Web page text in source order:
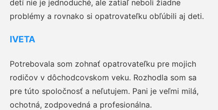
detí nie je jednoduché, ale zatiaľ neboli žiadne
problémy a rovnako si opatrovateľku obľúbili aj deti.
IVETA
Potrebovala som zohnať opatrovateľku pre mojich
rodičov v dôchodcovskom veku. Rozhodla som sa
pre túto spoločnosť a neľutujem. Pani je veľmi milá,
ochotná, zodpovedná a profesionálna.